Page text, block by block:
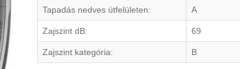
Tapadás nedves útfelületen: A
Zajszint dB: 69
Zajszint kategória: B